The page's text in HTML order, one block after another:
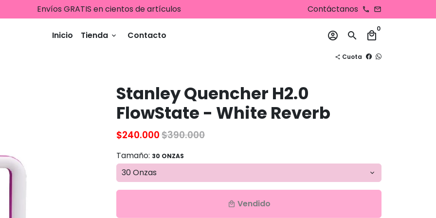
Compra %100 segura | ¡Paga como quieras! Contáctanos phone email
Inicio Tienda keyboard_arrow_down Contacto account_circle search local_mall
0
share Cuota
Stanley Quencher H2.0
FlowState - White Reverb
$240.000$390.000
Tamaño: 30 ONZAS
local_mall Vendido